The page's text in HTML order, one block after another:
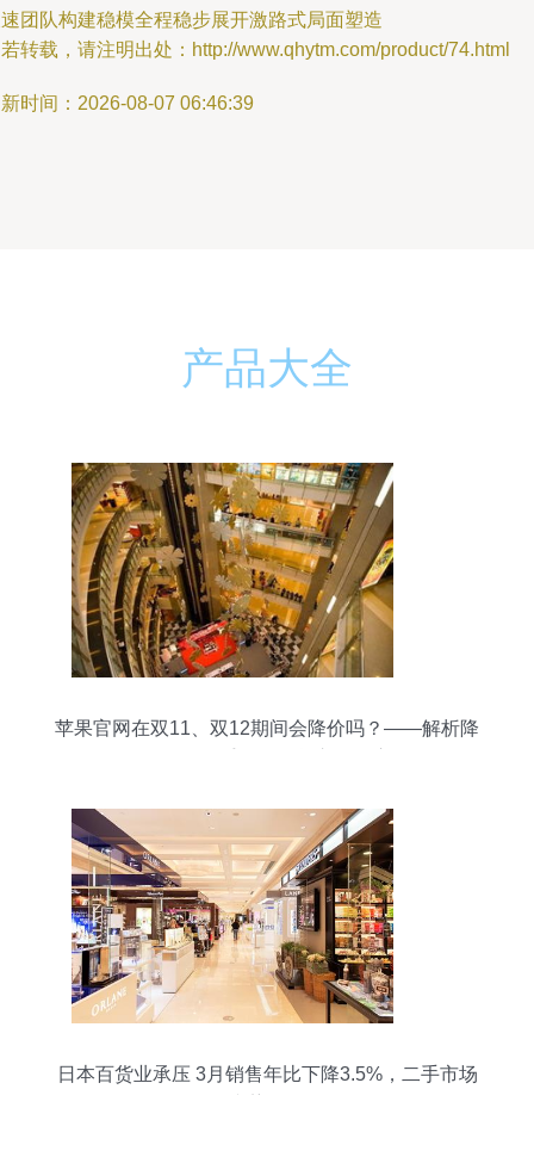
团队构建稳模全程稳步展开激路式局面塑造
转载，请注明出处：http://www.qhytm.com/product/74.html
时间：2026-08-07 06:46:39
产品大全
苹果官网在双11、双12期间会降价吗？——解析降
日本百货业承压 3月销售年比下降3.5%，二手市场